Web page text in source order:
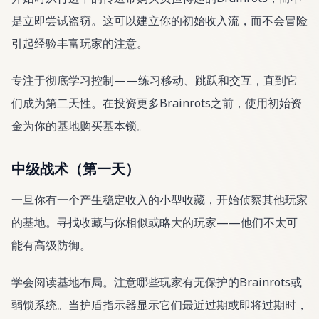
是立即尝试盗窃。这可以建立你的初始收入流，而不会冒险
引起经验丰富玩家的注意。
专注于彻底学习控制——练习移动、跳跃和交互，直到它
们成为第二天性。在投资更多Brainrots之前，使用初始资
金为你的基地购买基本锁。
中级战术（第一天）
一旦你有一个产生稳定收入的小型收藏，开始侦察其他玩家
的基地。寻找收藏与你相似或略大的玩家——他们不太可
能有高级防御。
学会阅读基地布局。注意哪些玩家有无保护的Brainrots或
弱锁系统。当护盾指示器显示它们最近过期或即将过期时，